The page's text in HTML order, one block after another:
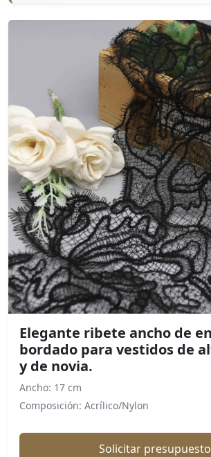
Elegante ribete ancho de
bordado para vestidos de
y de novia.
Ancho: 17 cm
Composición: Acrílico/Nylon
Solicitar presupuesto